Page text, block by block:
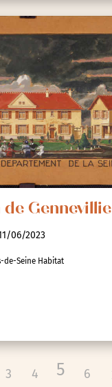
06/2023
de-Seine Habitat
3 4 5 6